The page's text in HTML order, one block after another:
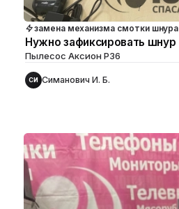
замена механизма смотки шнура
Нужно зафиксировать шнур
Пылесос Аксион P36
СИ Симанович И. Б.